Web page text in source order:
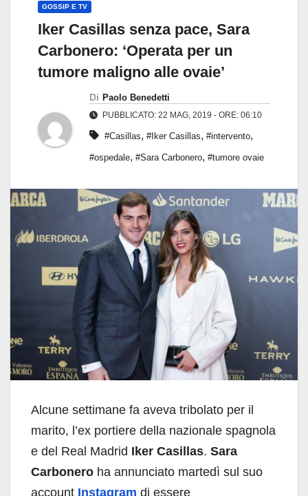
GOSSIP E TV
Iker Casillas senza pace, Sara
Carbonero: ‘Operata per un
tumore maligno alle ovaie’
Di Paolo Benedetti
PUBBLICATO: 22 MAG, 2019 - ORE: 06:10
#Casillas, #Iker Casillas, #intervento,
#ospedale, #Sara Carbonero, #tumore ovaie
Alcune settimane fa aveva tribolato per il
marito, l’ex portiere della nazionale spagnola
e del Real Madrid Iker Casillas. Sara
Carbonero ha annunciato martedì sul suo
account Instagram di essere